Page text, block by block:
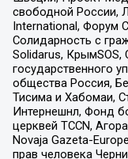
свободной России,
International, Форум
Солидарность с
Solidarus, КрымSOS,
государственного
общества Россия,
Тисима и Хабомаи,
Интернешнл, Фонд
церквей TCCN,
Novaja Gazeta-
прав человека